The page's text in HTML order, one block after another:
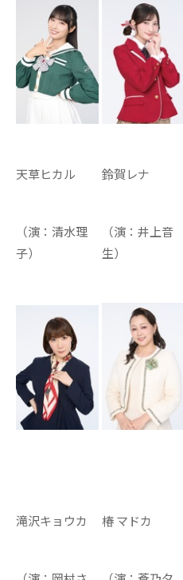
天草ヒカル
（演： 清水理
子）
鈴賀レナ
（演：井上音
生）
滝沢キョウカ 椿 マドカ